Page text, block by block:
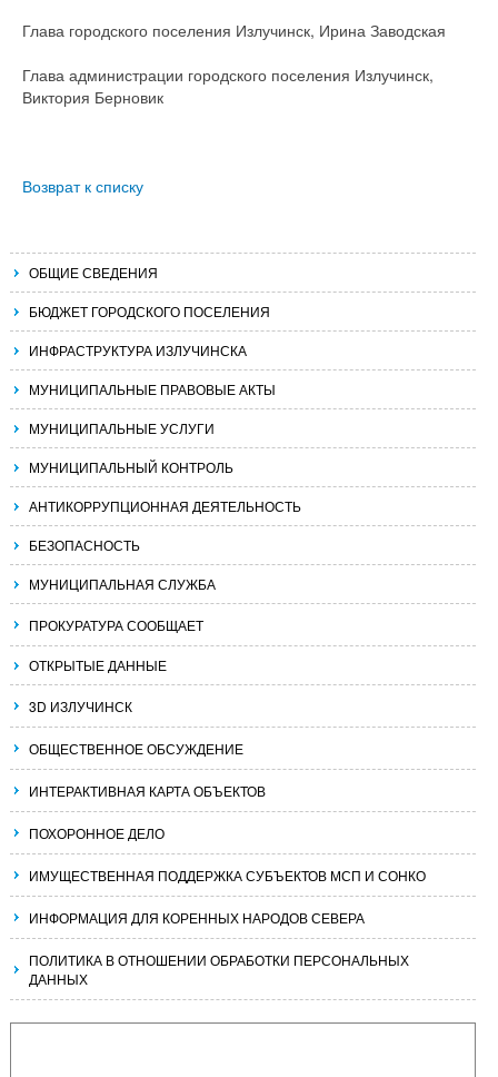
Глава городского поселения Излучинск, Ирина Заводская
Глава администрации городского поселения Излучинск,
Виктория Берновик
Возврат к списку
ОБЩИЕ СВЕДЕНИЯ
БЮДЖЕТ ГОРОДСКОГО ПОСЕЛЕНИЯ
ИНФРАСТРУКТУРА ИЗЛУЧИНСКА
МУНИЦИПАЛЬНЫЕ ПРАВОВЫЕ АКТЫ
МУНИЦИПАЛЬНЫЕ УСЛУГИ
МУНИЦИПАЛЬНЫЙ КОНТРОЛЬ
АНТИКОРРУПЦИОННАЯ ДЕЯТЕЛЬНОСТЬ
БЕЗОПАСНОСТЬ
МУНИЦИПАЛЬНАЯ СЛУЖБА
ПРОКУРАТУРА СООБЩАЕТ
ОТКРЫТЫЕ ДАННЫЕ
3D ИЗЛУЧИНСК
ОБЩЕСТВЕННОЕ ОБСУЖДЕНИЕ
ИНТЕРАКТИВНАЯ КАРТА ОБЪЕКТОВ
ПОХОРОННОЕ ДЕЛО
ИМУЩЕСТВЕННАЯ ПОДДЕРЖКА СУБЪЕКТОВ МСП И СОНКО
ИНФОРМАЦИЯ ДЛЯ КОРЕННЫХ НАРОДОВ СЕВЕРА
ПОЛИТИКА В ОТНОШЕНИИ ОБРАБОТКИ ПЕРСОНАЛЬНЫХ
ДАННЫХ